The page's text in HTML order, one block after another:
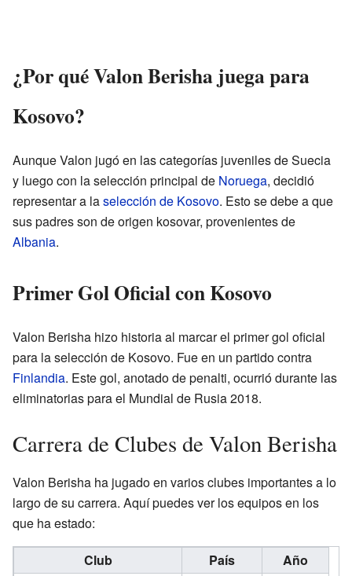
¿Por qué Valon Berisha juega para
Kosovo?
Aunque Valon jugó en las categorías juveniles de Suecia
y luego con la selección principal de Noruega, decidió
representar a laselección de Kosovo. Esto se debe a que
sus padres son de origen kosovar, provenientes de
Albania.
Primer Gol Oficial con Kosovo
Valon Berisha hizo historia al marcar el primer gol oficial
para la selección de Kosovo. Fue en un partido contra
Finlandia. Este gol, anotado de penalti, ocurrió durante las
eliminatorias para el Mundial de Rusia 2018.
Carrera de Clubes de Valon Berisha
Valon Berisha ha jugado en varios clubes importantes a lo
largo de su carrera. Aquí puedes ver los equipos en los
que ha estado:
Club País
Año